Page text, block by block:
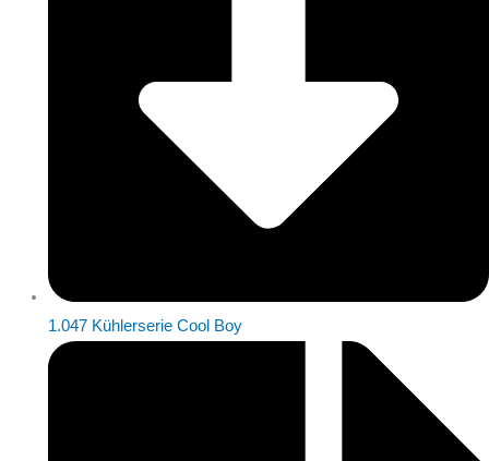
1.047 Kühlerserie Cool Boy